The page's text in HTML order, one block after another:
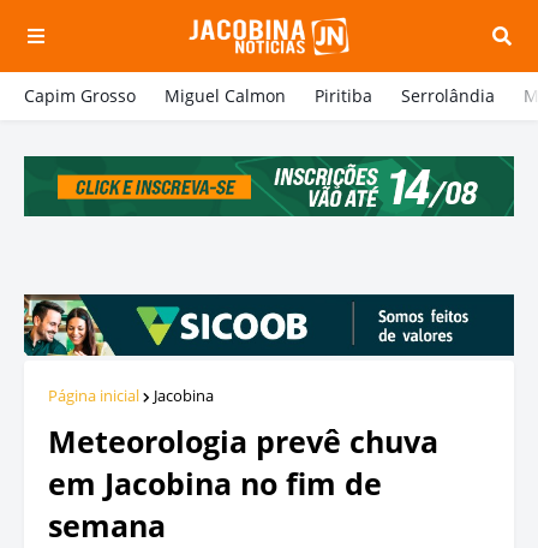
Capim Grosso Miguel Calmon Piritiba Serrolândia
Página inicial Jacobina
Meteorologia prevê chuva
em Jacobina no fim de
semana